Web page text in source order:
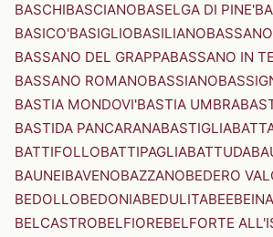
BASCHIBASCIANOBASELGA DI PINE'
BASICO'BASIGLIOBASILIANO
BASSANO DEL GRAPPABASSANO IN
BASSANO ROMANOBASSIANO
BASTIA MONDOVI'BASTIA UMBRA
BASTIDA PANCARANABASTIGLIA
BATTIFOLLOBATTIPAGLIABATTUDA
BAUNEIBAVENOBAZZANOBEDERO
BEDOLLOBEDONIABEDULITABEE
BELCASTROBELFIOREBELFORTE